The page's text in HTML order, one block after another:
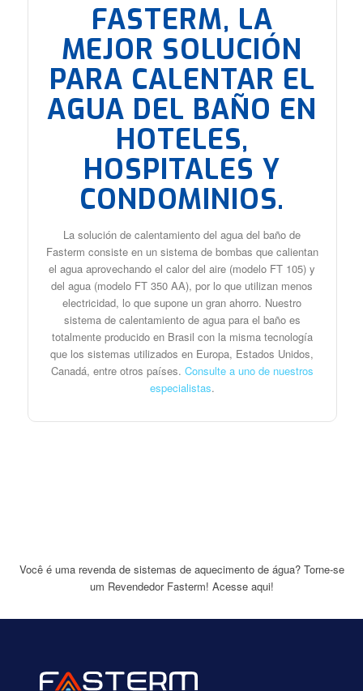
FASTERM, LA
MEJOR SOLUCIÓN
PARA CALENTAR EL
AGUA DEL BAÑO EN
HOTELES,
HOSPITALES Y
CONDOMINIOS.
La solución de calentamiento del agua del baño de
Fasterm consiste en un sistema de bombas que calientan
el agua aprovechando el calor del aire (modelo FT 105) y
del agua (modelo FT 350 AA), por lo que utilizan menos
electricidad, lo que supone un gran ahorro. Nuestro
sistema de calentamiento de agua para el baño es
totalmente producido en Brasil con la misma tecnología
que los sistemas utilizados en Europa, Estados Unidos,
Canadá, entre otros países. Consulte a uno de nuestros
especialistas.
Você é uma revenda de sistemas de aquecimento de água? Torne-se
um Revendedor Fasterm! Acesse aqui!